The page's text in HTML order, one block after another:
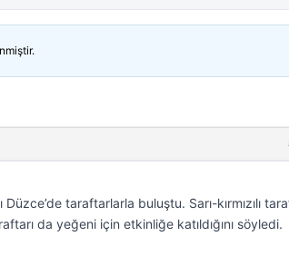
taraftarlarla buluştu. Sarı-kırmızılı
da yeğeni için etkinliğe katıldığını söyledi.